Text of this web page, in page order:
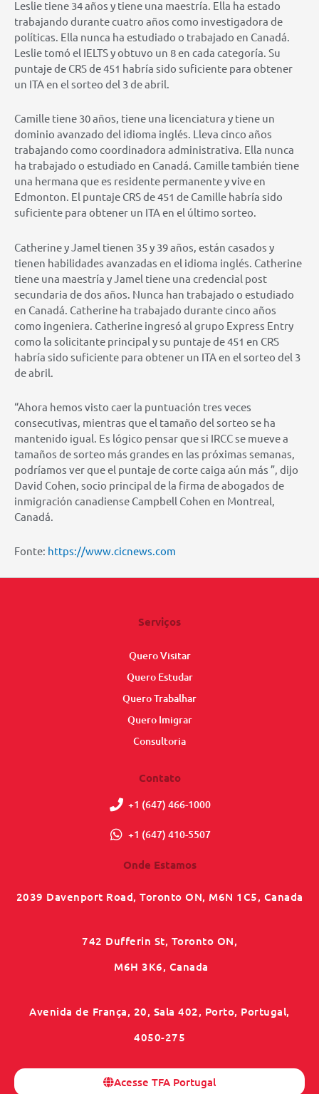
Leslie tiene 34 años y tiene una maestría. Ella ha estado
trabajando durante cuatro años como investigadora de
políticas. Ella nunca ha estudiado o trabajado en Canadá.
Leslie tomó el IELTS y obtuvo un 8 en cada categoría. Su
puntaje de CRS de 451 habría sido suficiente para obtener
un ITA en el sorteo del 3 de abril.
Camille tiene 30 años, tiene una licenciatura y tiene un
dominio avanzado del idioma inglés. Lleva cinco años
trabajando como coordinadora administrativa. Ella nunca
ha trabajado o estudiado en Canadá. Camille también tiene
una hermana que es residente permanente y vive en
Edmonton. El puntaje CRS de 451 de Camille habría sido
suficiente para obtener un ITA en el último sorteo.
Catherine y Jamel tienen 35 y 39 años, están casados ​​y
tienen habilidades avanzadas en el idioma inglés. Catherine
tiene una maestría y Jamel tiene una credencial post
secundaria de dos años. Nunca han trabajado o estudiado
en Canadá. Catherine ha trabajado durante cinco años
como ingeniera. Catherine ingresó al grupo Express Entry
como la solicitante principal y su puntaje de 451 en CRS
habría sido suficiente para obtener un ITA en el sorteo del 3
de abril.
“Ahora hemos visto caer la puntuación tres veces
consecutivas, mientras que el tamaño del sorteo se ha
mantenido igual. Es lógico pensar que si IRCC se mueve a
tamaños de sorteo más grandes en las próximas semanas,
podríamos ver que el puntaje de corte caiga aún más ”, dijo
David Cohen, socio principal de la firma de abogados de
inmigración canadiense Campbell Cohen en Montreal,
Canadá.
Fonte: https://www.cicnews.com
Serviços
Quero Visitar
Quero Estudar
Quero Trabalhar
Quero Imigrar
Consultoria
Contato
+1 (647) 466-1000
+1 (647) 410-5507
Onde Estamos
2039 Davenport Road, Toronto ON, M6N 1C5, Canada
742 Dufferin St, Toronto ON,
M6H 3K6, Canada
Avenida de França, 20, Sala 402, Porto, Portugal,
4050-275
Acesse TFA Portugal